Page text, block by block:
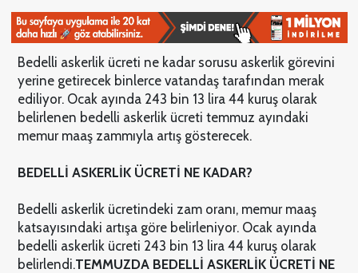
Bedelli askerlik ücreti ne kadar sorusu askerlik görevini
yerine getirecek binlerce vatandaş tarafından merak
ediliyor. Ocak ayında 243 bin 13 lira 44 kuruş olarak
belirlenen bedelli askerlik ücreti temmuz ayındaki
memur maaş zammıyla artış gösterecek.
BEDELLİ ASKERLİK ÜCRETİ NE KADAR?
Bedelli askerlik ücretindeki zam oranı, memur maaş
katsayısındaki artışa göre belirleniyor. Ocak ayında
bedelli askerlik ücreti 243 bin 13 lira 44 kuruş olarak
belirlendi.TEMMUZDA BEDELLİ ASKERLİK ÜCRETİ NE